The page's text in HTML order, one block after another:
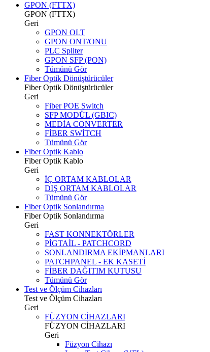
GPON (FTTX)
GPON (FTTX)
Geri
GPON OLT
GPON ONT/ONU
PLC Spliter
GPON SFP (PON)
Tümünü Gör
Fiber Optik Dönüştürücüler
Fiber Optik Dönüştürücüler
Geri
Fiber POE Switch
SFP MODÜL (GBIC)
MEDİA CONVERTER
FİBER SWİTCH
Tümünü Gör
Fiber Optik Kablo
Fiber Optik Kablo
Geri
İÇ ORTAM KABLOLAR
DIŞ ORTAM KABLOLAR
Tümünü Gör
Fiber Optik Sonlandırma
Fiber Optik Sonlandırma
Geri
FAST KONNEKTÖRLER
PİGTAİL - PATCHCORD
SONLANDIRMA EKİPMANLARI
PATCHPANEL - EK KASETİ
FİBER DAĞITIM KUTUSU
Tümünü Gör
Test ve Ölçüm Cihazları
Test ve Ölçüm Cihazları
Geri
FÜZYON CİHAZLARI
FÜZYON CİHAZLARI
Geri
Füzyon Cihazı